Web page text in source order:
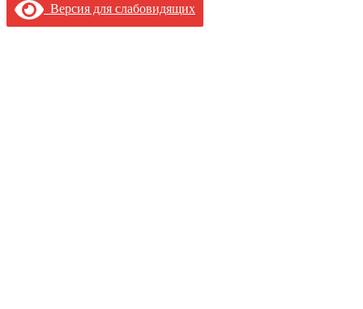
Версия для слабовидящих